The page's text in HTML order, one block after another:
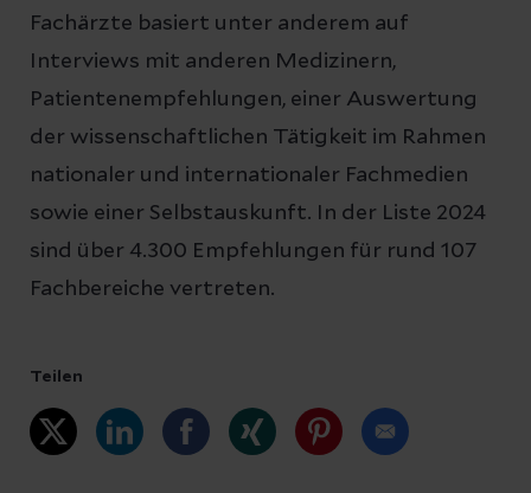
Fachärzte basiert unter anderem auf
Interviews mit anderen Medizinern,
Patientenempfehlungen, einer Auswertung
der wissenschaftlichen Tätigkeit im Rahmen
nationaler und internationaler Fachmedien
sowie einer Selbstauskunft. In der Liste 2024
sind über 4.300 Empfehlungen für rund 107
Fachbereiche vertreten.
Teilen